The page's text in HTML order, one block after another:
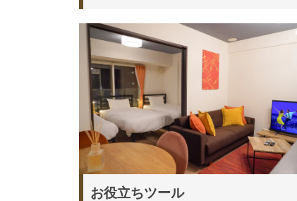
お役立ちツール